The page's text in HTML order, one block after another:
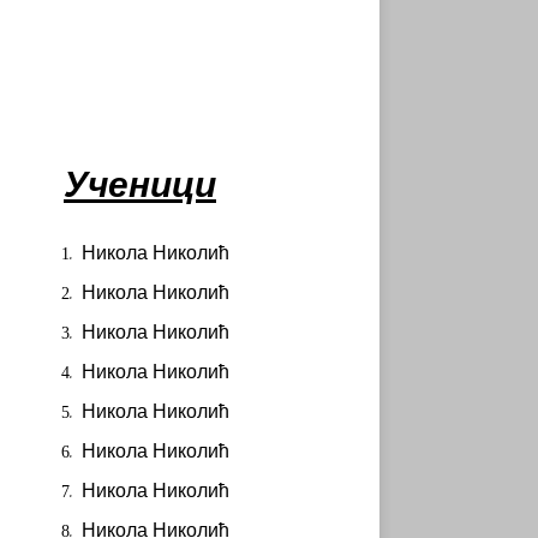
Ученици
Никола Николић
Никола Николић
Никола Николић
Никола Николић
Никола Николић
Никола Николић
Никола Николић
Никола Николић